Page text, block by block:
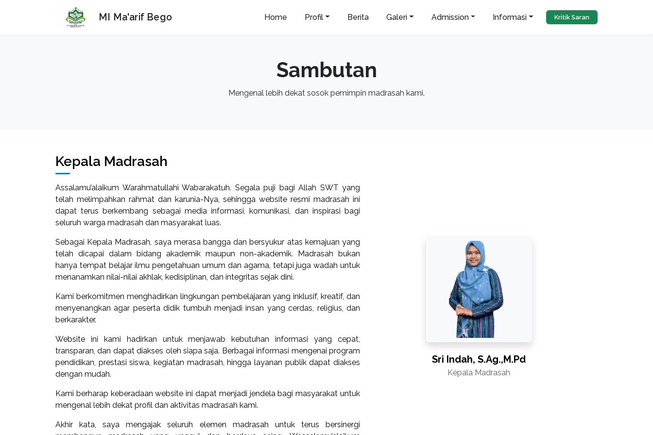
MI Ma'arif Bego Home Profil Berita Galeri Admission Informasi Kritik Saran
Sambutan
Mengenal lebih dekat sosok pemimpin madrasah kami.
Kepala Madrasah
Assalamu’alaikum Warahmatullahi Wabarakatuh. Segala puji bagi Allah SWT yang
telah melimpahkan rahmat dan karunia-Nya, sehingga website resmi madrasah ini
dapat terus berkembang sebagai media informasi, komunikasi, dan inspirasi bagi
seluruh warga madrasah dan masyarakat luas.
Sebagai Kepala Madrasah, saya merasa bangga dan bersyukur atas kemajuan yang
telah dicapai dalam bidang akademik maupun non-akademik. Madrasah bukan
hanya tempat belajar ilmu pengetahuan umum dan agama, tetapi juga wadah untuk
menanamkan nilai-nilai akhlak, kedisiplinan, dan integritas sejak dini.
Kami berkomitmen menghadirkan lingkungan pembelajaran yang inklusif, kreatif, dan
menyenangkan agar peserta didik tumbuh menjadi insan yang cerdas, religius, dan
berkarakter.
Website ini kami hadirkan untuk menjawab kebutuhan informasi yang cepat,
transparan, dan dapat diakses oleh siapa saja. Berbagai informasi mengenai program
pendidikan, prestasi siswa, kegiatan madrasah, hingga layanan publik dapat diakses
dengan mudah.
Kami berharap keberadaan website ini dapat menjadi jendela bagi masyarakat untuk
mengenal lebih dekat profil dan aktivitas madrasah kami.
Akhir kata, saya mengajak seluruh elemen madrasah untuk terus bersinergi
Sri Indah, S.Ag.,M.Pd
Kepala Madrasah